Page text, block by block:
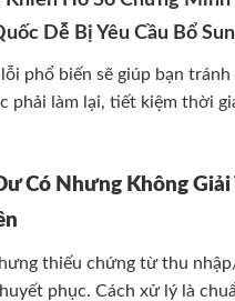
Dễ Bị Yêu Cầu Bổ
phổ biến sẽ giúp bạn
phải làm lại, tiết kiệm thời
Có Nhưng Không
thiếu chứng từ thu
phục. Cách xử lý là